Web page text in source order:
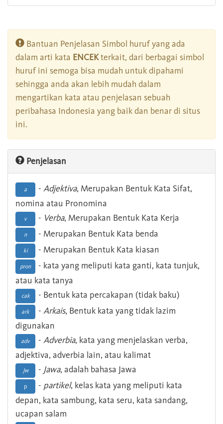
Bantuan Penjelasan Simbol huruf yang ada
dalam arti kata ENCEKterkait, dari berbagai simbol
huruf ini semoga bisa mudah untuk dipahami
sehingga anda akan lebih mudah dalam
mengartikan kata atau penjelasan sebuah
peribahasa Indonesia yang baik dan benar di situs
ini.
Penjelasan
a - Adjektiva, Merupakan Bentuk Kata Sifat,
nomina atau Pronomina
v - Verba, Merupakan Bentuk Kata Kerja
n - Merupakan Bentuk Kata benda
ki - Merupakan Bentuk Kata kiasan
pron
- kata yang meliputi kata ganti, kata tunjuk,
atau kata tanya
cak - Bentuk kata percakapan (tidak baku)
ark - Arkais, Bentuk kata yang tidak lazim
digunakan
adv - Adverbia, kata yang menjelaskan verba,
adjektiva, adverbia lain, atau kalimat
Jw - Jawa, adalah bahasa Jawa
p - partikel, kelas kata yang meliputi kata
depan, kata sambung, kata seru, kata sandang,
ucapan salam